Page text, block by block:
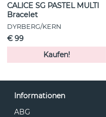
CALICE SG PASTEL MULTI
Bracelet
DYRBERG/KERN
€ 99
Kaufen!
Informationen
ABG